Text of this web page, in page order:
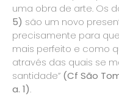
uma obra de arte. Os
5) são um novo
precisamente para
mais perfeito e como
através das quais se
santidade” (Cf São
a. 1).